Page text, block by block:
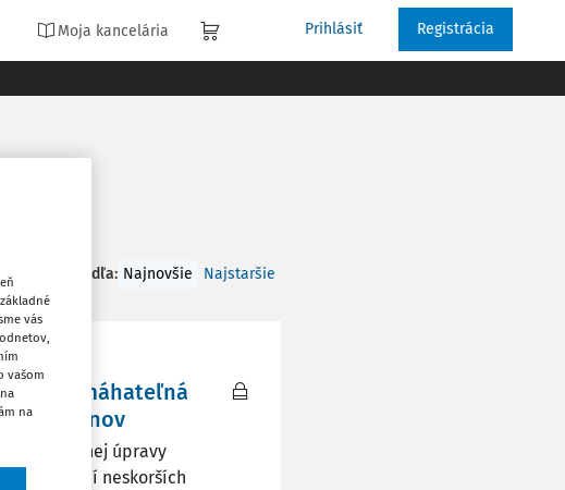
Moja kancelária Prihlásiť Registrácia
Zoradiť podľa: Najnovšie Najstaršie
vymáhateľná
úkonov
právnej úpravy
Zb., v znení neskorších
vás
vašom
na